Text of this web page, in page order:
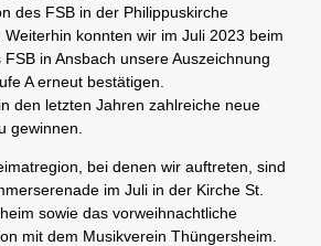
des FSB in der Philippuskirche
konnten wir im Juli 2023 beim
in Ansbach unsere Auszeichnung
A erneut bestätigen.
den letzten Jahren zahlreiche neue
gewinnen.
bei denen wir auftreten, sind
im Juli in der Kirche St.
sowie das vorweihnachtliche
mit dem Musikverein Thüngersheim.